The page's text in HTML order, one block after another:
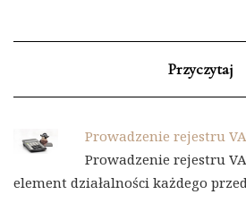
Przyczytaj
Prowadzenie rejestru
Prowadzenie rejestru
element działalności każdego